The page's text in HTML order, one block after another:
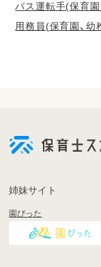
バス運転手(保育園
用務員(保育園、幼
登
く
姉妹サイト
園ぴった